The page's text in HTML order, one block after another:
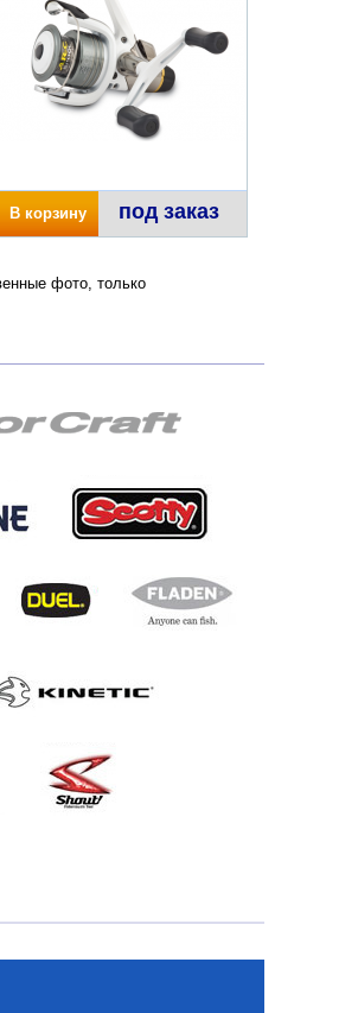
В корзину под заказ
фото, только